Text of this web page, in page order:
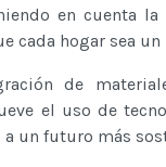
en cuenta
cada hogar sea
de
el uso de
un futuro más